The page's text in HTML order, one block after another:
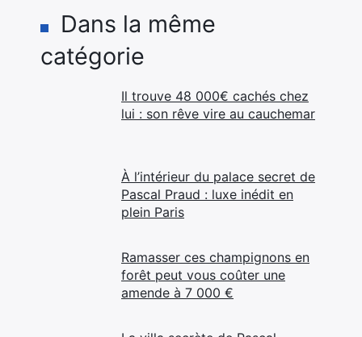
Dans la même
catégorie
Il trouve 48 000€ cachés chez
lui : son rêve vire au cauchemar
À l’intérieur du palace secret de
Pascal Praud : luxe inédit en
plein Paris
Ramasser ces champignons en
forêt peut vous coûter une
amende à 7 000 €